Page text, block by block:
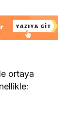
ortaya